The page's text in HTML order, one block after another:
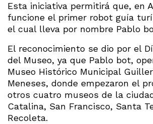
Esta iniciativa permitirá que, en
funcione el primer robot guía
el cual lleva por nombre Pablo
El reconocimiento se dio por el
del Museo, ya que Pablo bot,
Museo Histórico Municipal
Meneses, donde empezaron el
otros cuatro museos de la
Catalina, San Francisco, Santa
Recoleta.